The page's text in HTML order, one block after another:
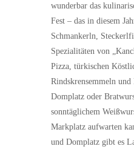
wunderbar das
Fest – das in diesem
Schmankerln,
Spezialitäten von
Pizza, türkischen
Rindskrensemmeln
Domplatz oder
sonntäglichem
Markplatz aufwarten
und Domplatz gibt es